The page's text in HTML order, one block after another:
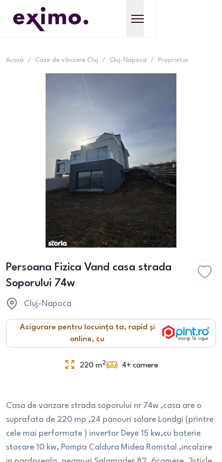
Acasă / Case de vânzare Cluj / Cluj-Napoca / Proprietar
Persoana Fizica Vand casa strada
Soporului 74w
Cluj-Napoca
Asigurare pentru locuința ta, rapid și
online, cu
220 m2 4+ camere
Casa de vanzare strada soporului nr 74w ,casa are o
suprafata de 220 mp ,24 panouri solare Londgi (printre
cele mai performate ) invertor Deye 15 kw,cu baterie
stocare 10 kw, Pompa Caldura Midea Romstal ,incalzire